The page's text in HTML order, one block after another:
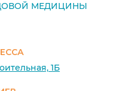
МЕДИЦИНЫ
1Б